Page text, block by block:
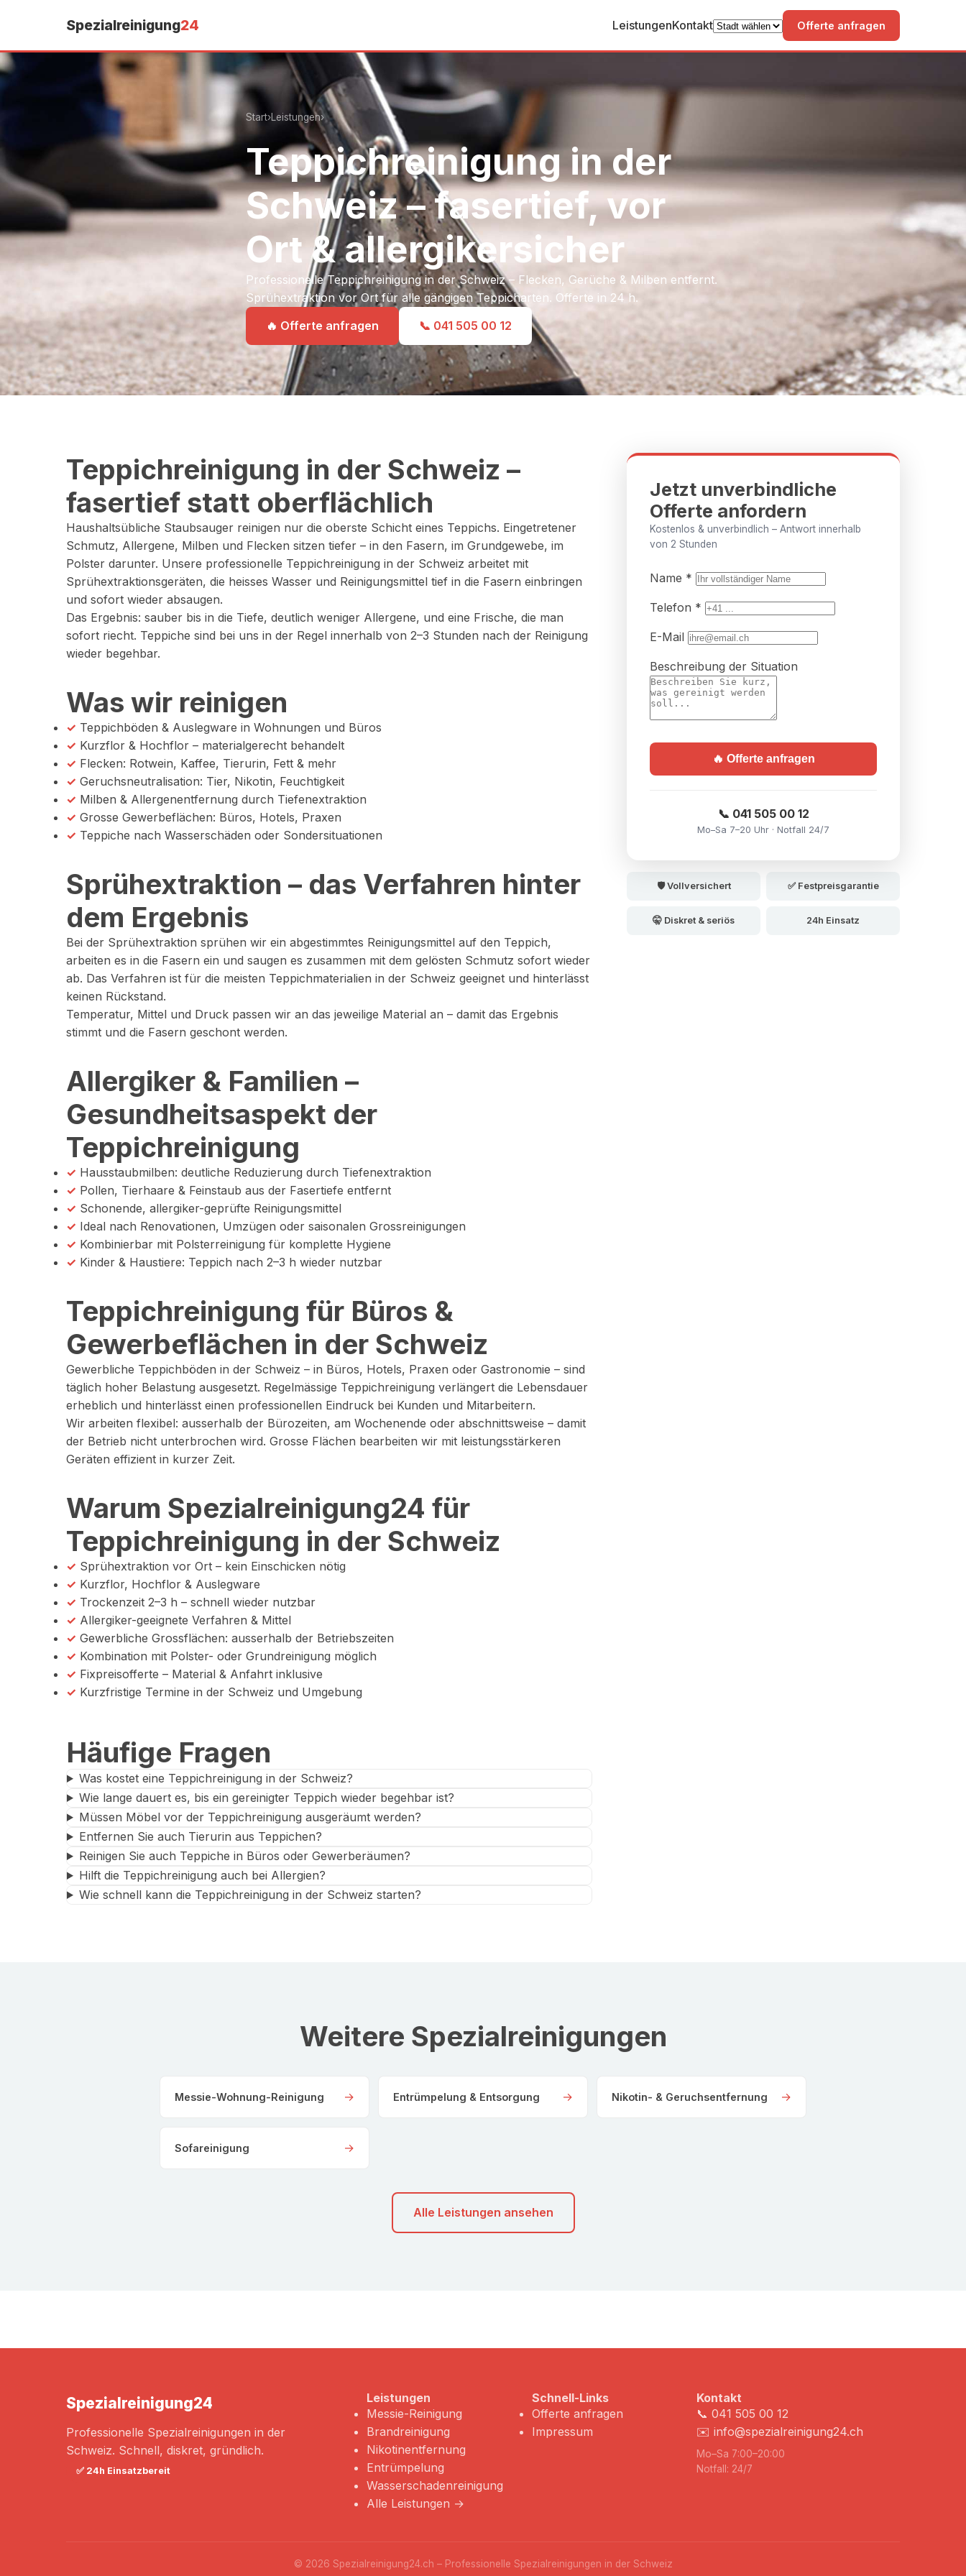
Spezialreinigung24 LeistungenKontakt Offerte anfragen
Start›Leistungen›
Teppichreinigung in der
Schweiz – fasertief, vor
Ort & allergikersicher
Professionelle Teppichreinigung in der Schweiz – Flecken, Gerüche & Milben entfernt.
Sprühextraktion vor Ort für alle gängigen Teppicharten. Offerte in 24 h.
🔥 Offerte anfragen
📞 041 505 00 12
Teppichreinigung in der Schweiz –
fasertief statt oberflächlich
Haushaltsübliche Staubsauger reinigen nur die oberste Schicht eines Teppichs. Eingetretener
Schmutz, Allergene, Milben und Flecken sitzen tiefer – in den Fasern, im Grundgewebe, im
Polster darunter. Unsere professionelle Teppichreinigung in der Schweiz arbeitet mit
Sprühextraktionsgeräten, die heisses Wasser und Reinigungsmittel tief in die Fasern einbringen
und sofort wieder absaugen.
Das Ergebnis: sauber bis in die Tiefe, deutlich weniger Allergene, und eine Frische, die man
sofort riecht. Teppiche sind bei uns in der Regel innerhalb von 2–3 Stunden nach der Reinigung
wieder begehbar.
Was wir reinigen
✓ Teppichböden & Auslegware in Wohnungen und Büros
✓ Kurzflor & Hochflor – materialgerecht behandelt
✓ Flecken: Rotwein, Kaffee, Tierurin, Fett & mehr
✓ Geruchsneutralisation: Tier, Nikotin, Feuchtigkeit
✓ Milben & Allergenentfernung durch Tiefenextraktion
✓ Grosse Gewerbeflächen: Büros, Hotels, Praxen
✓ Teppiche nach Wasserschäden oder Sondersituationen
Sprühextraktion – das Verfahren hinter
dem Ergebnis
Bei der Sprühextraktion sprühen wir ein abgestimmtes Reinigungsmittel auf den Teppich,
arbeiten es in die Fasern ein und saugen es zusammen mit dem gelösten Schmutz sofort wieder
ab. Das Verfahren ist für die meisten Teppichmaterialien in der Schweiz geeignet und hinterlässt
keinen Rückstand.
Temperatur, Mittel und Druck passen wir an das jeweilige Material an – damit das Ergebnis
stimmt und die Fasern geschont werden.
Allergiker & Familien –
Gesundheitsaspekt der
Teppichreinigung
✓ Hausstaubmilben: deutliche Reduzierung durch Tiefenextraktion
✓ Pollen, Tierhaare & Feinstaub aus der Fasertiefe entfernt
✓ Schonende, allergiker-geprüfte Reinigungsmittel
✓ Ideal nach Renovationen, Umzügen oder saisonalen Grossreinigungen
✓ Kombinierbar mit Polsterreinigung für komplette Hygiene
✓ Kinder & Haustiere: Teppich nach 2–3 h wieder nutzbar
Teppichreinigung für Büros &
Gewerbeflächen in der Schweiz
Gewerbliche Teppichböden in der Schweiz – in Büros, Hotels, Praxen oder Gastronomie – sind
täglich hoher Belastung ausgesetzt. Regelmässige Teppichreinigung verlängert die Lebensdauer
erheblich und hinterlässt einen professionellen Eindruck bei Kunden und Mitarbeitern.
Wir arbeiten flexibel: ausserhalb der Bürozeiten, am Wochenende oder abschnittsweise – damit
der Betrieb nicht unterbrochen wird. Grosse Flächen bearbeiten wir mit leistungsstärkeren
Geräten effizient in kurzer Zeit.
Warum Spezialreinigung24 für
Teppichreinigung in der Schweiz
✓ Sprühextraktion vor Ort – kein Einschicken nötig
✓ Kurzflor, Hochflor & Auslegware
✓ Trockenzeit 2–3 h – schnell wieder nutzbar
✓ Allergiker-geeignete Verfahren & Mittel
✓ Gewerbliche Grossflächen: ausserhalb der Betriebszeiten
✓ Kombination mit Polster- oder Grundreinigung möglich
✓ Fixpreisofferte – Material & Anfahrt inklusive
✓ Kurzfristige Termine in der Schweiz und Umgebung
Häufige Fragen
Was kostet eine Teppichreinigung in der Schweiz?
Wie lange dauert es, bis ein gereinigter Teppich wieder begehbar ist?
Müssen Möbel vor der Teppichreinigung ausgeräumt werden?
Entfernen Sie auch Tierurin aus Teppichen?
Reinigen Sie auch Teppiche in Büros oder Gewerberäumen?
Hilft die Teppichreinigung auch bei Allergien?
Wie schnell kann die Teppichreinigung in der Schweiz starten?
Jetzt unverbindliche
Offerte anfordern
Kostenlos & unverbindlich – Antwort innerhalb
von 2 Stunden
Name *
Telefon *
E-Mail
Beschreibung der Situation
🔥 Offerte anfragen
📞 041 505 00 12
Mo–Sa 7–20 Uhr · Notfall 24/7
🛡️ Vollversichert ✅ Festpreisgarantie
🤫 Diskret & seriös 24h Einsatz
Weitere Spezialreinigungen
Messie-Wohnung-Reinigung → Entrümpelung & Entsorgung → Nikotin- & Geruchsentfernung →
Sofareinigung →
Alle Leistungen ansehen
Spezialreinigung24
Professionelle Spezialreinigungen in der
Schweiz. Schnell, diskret, gründlich.
✅ 24h Einsatzbereit
Leistungen
Messie-Reinigung
Brandreinigung
Nikotinentfernung
Entrümpelung
Wasserschadenreinigung
Alle Leistungen →
Schnell-Links
Offerte anfragen
Impressum
Kontakt
📞 041 505 00 12
✉️ info@spezialreinigung24.ch
Mo–Sa 7:00–20:00
Notfall: 24/7
© 2026 Spezialreinigung24.ch – Professionelle Spezialreinigungen in der Schweiz